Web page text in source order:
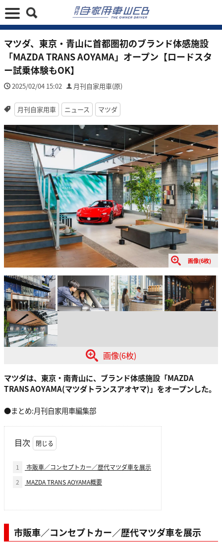
マツダ、東京・青山に首都圏初のブランド体感施設
「MAZDA TRANS AOYAMA」オープン【ロードスタ
ー試乗体験もOK】
2025/02/04 15:02 月刊自家用車(原)
月刊自家用車 ニュース マツダ
画像(6枚)
画像(6枚)
マツダは、東京・南青山に、ブランド体感施設「MAZDA
TRANS AOYAMA(マツダトランスアオヤマ)」をオープンした。
●まとめ:月刊自家用車編集部
目次
1
市販車／コンセプトカー／歴代マツダ車を展示
2
MAZDA TRANS AOYAMA概要
市販車／コンセプトカー／歴代マツダ車を展示